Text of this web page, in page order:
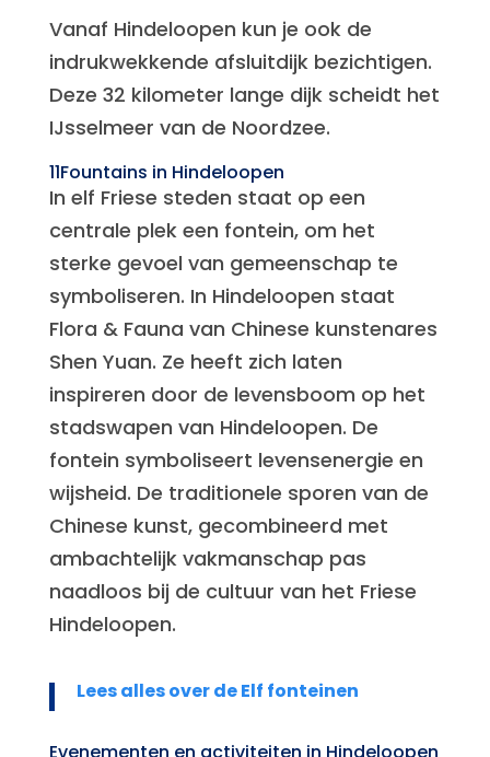
Vanaf Hindeloopen kun je ook de
indrukwekkende afsluitdijk bezichtigen.
Deze 32 kilometer lange dijk scheidt het
IJsselmeer van de Noordzee.
11Fountains in Hindeloopen
In elf Friese steden staat op een
centrale plek een fontein, om het
sterke gevoel van gemeenschap te
symboliseren. In Hindeloopen staat
Flora & Fauna van Chinese kunstenares
Shen Yuan. Ze heeft zich laten
inspireren door de levensboom op het
stadswapen van Hindeloopen. De
fontein symboliseert levensenergie en
wijsheid. De traditionele sporen van de
Chinese kunst, gecombineerd met
ambachtelijk vakmanschap pas
naadloos bij de cultuur van het Friese
Hindeloopen.
Lees alles over de Elf fonteinen